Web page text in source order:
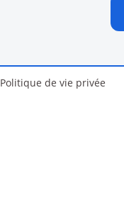
Politique de vie privée